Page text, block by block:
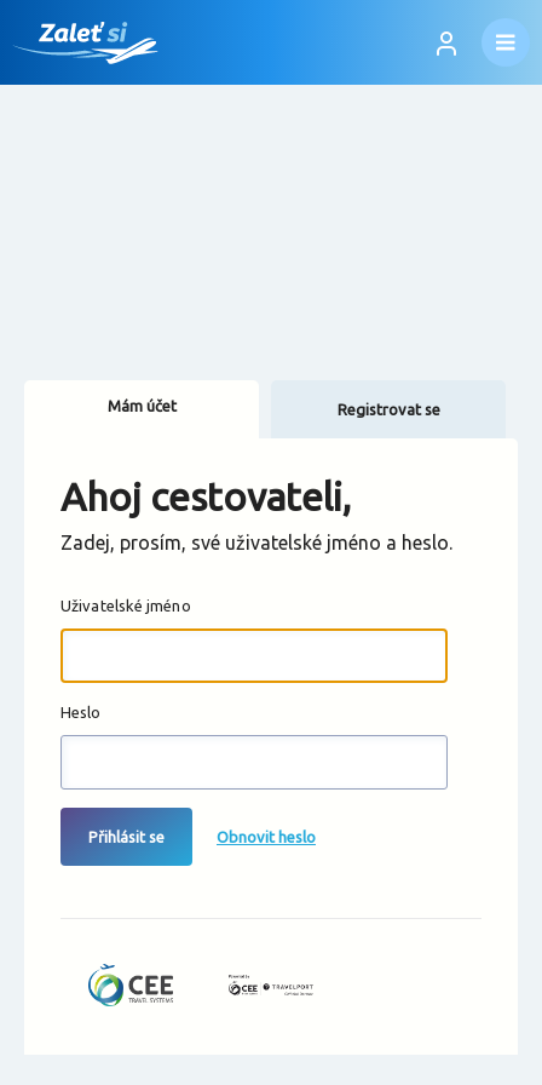
Změnit měnu
Mám účet Registrovat se
Ahoj cestovateli,
Zadej, prosím, své uživatelské jméno a heslo.
Uživatelské jméno
Heslo
Přihlásit se Obnovit heslo